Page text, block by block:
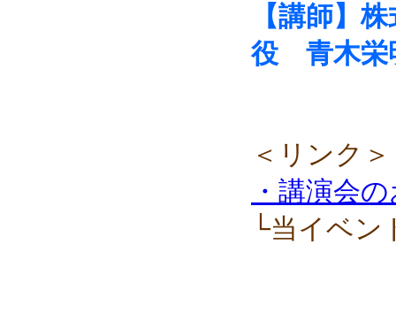
【講師】
役 青木栄
＜リンク＞
・講演会
└当イベン